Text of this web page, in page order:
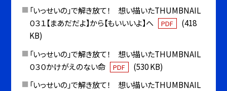
「いっせいの」で解き放て！ 想い描いたTHUMBNAIL
０３１【まあだだよ】から【もいいいよ】へ
PDF
(418
KB)
「いっせいの」で解き放て！ 想い描いたTHUMBNAIL
０３０かけがえのない命
PDF
(530 KB)
「いっせいの」で解き放て！ 想い描いたTHUMBNAIL